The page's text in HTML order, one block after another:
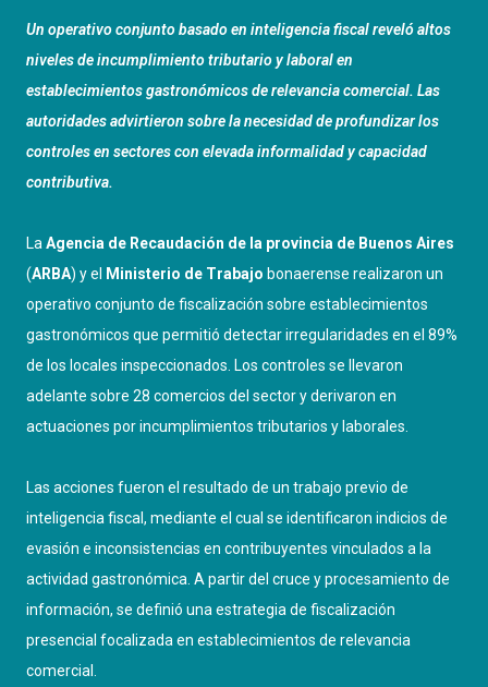
Un operativo conjunto basado en inteligencia fiscal reveló altos
niveles de incumplimiento tributario y laboral en
establecimientos gastronómicos de relevancia comercial. Las
autoridades advirtieron sobre la necesidad de profundizar los
controles en sectores con elevada informalidad y capacidad
contributiva.
LaAgencia de Recaudación de la provincia de Buenos Aires
(ARBA) y el Ministerio de Trabajo bonaerense realizaron un
operativo conjunto de fiscalización sobre establecimientos
gastronómicos que permitió detectar irregularidades en el 89%
de los locales inspeccionados. Los controles se llevaron
adelante sobre 28 comercios del sector y derivaron en
actuaciones por incumplimientos tributarios y laborales.
Las acciones fueron el resultado de un trabajo previo de
inteligencia fiscal, mediante el cual se identificaron indicios de
evasión e inconsistencias en contribuyentes vinculados a la
actividad gastronómica. A partir del cruce y procesamiento de
información, se definió una estrategia de fiscalización
presencial focalizada en establecimientos de relevancia
comercial.